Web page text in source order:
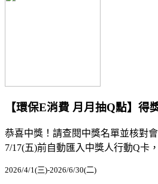
【環保E消費 月月抽Q點】得
恭喜中獎！請查閱中獎名單並核對
7/17(五)前自動匯入中獎人行動Q卡
2026/4/1(三)-2026/6/30(二)